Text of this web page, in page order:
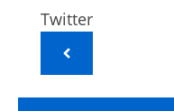
Twitter